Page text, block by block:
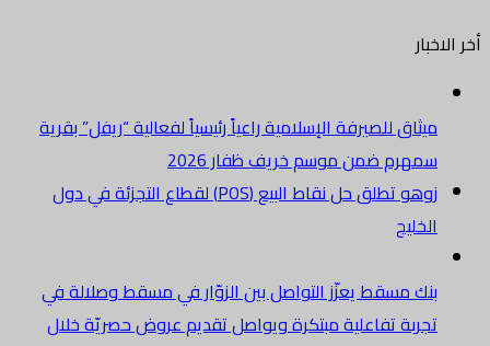
أخر الاخبار
ميثاق للصيرفة الإسلامية راعياً رئيسياً لفعالية “ريفل” بقرية
سمهرم ضمن موسم خريف ظفار 2026
زوهو تطلق حل نقاط البيع (POS) لقطاع التجزئة في دول
الخليج
بنك مسقط يعزّز التواصل بين الزوّار في مسقط وصلالة في
تجربة تفاعلية مبتكرة ويواصل تقديم عروض حصريّة خلال